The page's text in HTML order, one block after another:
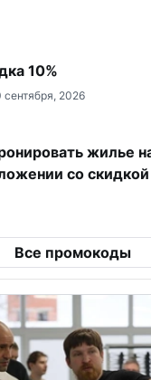
10%
сентября, 2026
жилье
со
Все промокоды